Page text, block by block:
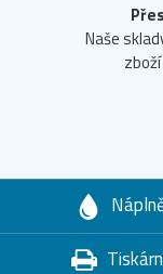
Naše